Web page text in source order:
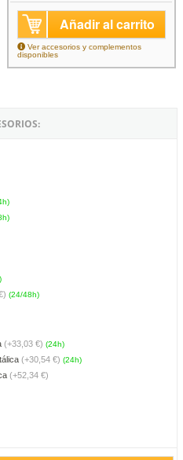
Añadir al carrito
Ver accesorios y complementos
disponibles
(24/48h)
(+33,03 €) (24h)
(+30,54 €) (24h)
(+52,34 €)